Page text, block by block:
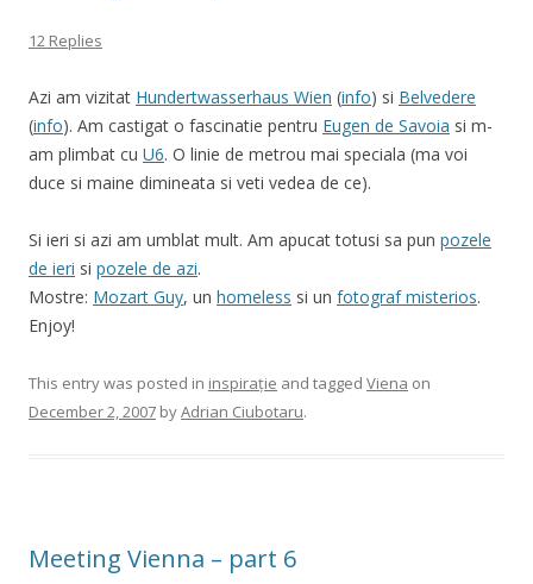
12 Replies
Azi am vizitat Hundertwasserhaus Wien (info) si Belvedere
(info). Am castigat o fascinatie pentru Eugen de Savoia si m-
am plimbat cu U6. O linie de metrou mai speciala (ma voi
duce si maine dimineata si veti vedea de ce).
Si ieri si azi am umblat mult. Am apucat totusi sa pun pozele
de ieri si pozele de azi.
Mostre: Mozart Guy, un homeless si un fotograf misterios.
Enjoy!
This entry was posted in inspirație and tagged Viena on
December 2, 2007 byAdrian Ciubotaru.
Meeting Vienna – part 6